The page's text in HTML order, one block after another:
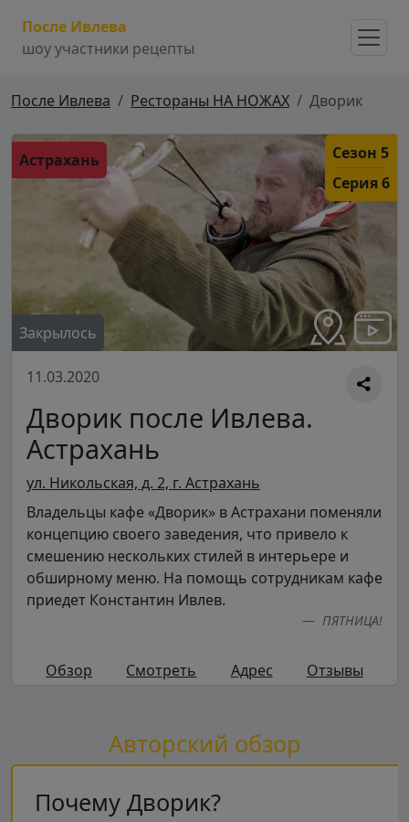
После Ивлева
шоу участники рецепты
После Ивлева Рестораны НА НОЖАХ Дворик
Астрахань
Сезон 5
Серия 6
Закрылось
11.03.2020
Дворик после Ивлева.
Астрахань
ул. Никольская, д. 2, г. Астрахань
Владельцы кафе «Дворик» в Астрахани поменяли
концепцию своего заведения, что привело к
смешению нескольких стилей в интерьере и
обширному меню. На помощь сотрудникам кафе
приедет Константин Ивлев.
ПЯТНИЦА!
Обзор Смотреть Адрес Отзывы
Авторский обзор
Почему Дворик?